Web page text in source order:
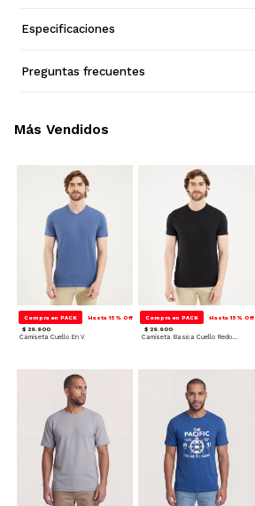
Especificaciones
Preguntas frecuentes
Compra en PACK Hasta 15% Off
$ 29.900
Camiseta Cuello En V
Compra en PACK Hasta 15% Off
$ 29.900
Camiseta Basica Cuello Redondo
Más Vendidos